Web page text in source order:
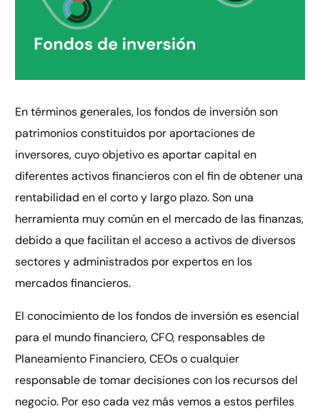
En términos generales, los fondos de inversión son
patrimonios constituidos por aportaciones de
inversores, cuyo objetivo es aportar capital en
diferentes activos financieros con el fin de obtener una
rentabilidad en el corto y largo plazo. Son una
herramienta muy común en el mercado de las finanzas,
debido a que facilitan el acceso a activos de diversos
sectores y administrados por expertos en los
mercados financieros.
El conocimiento de los fondos de inversión es esencial
para el mundo financiero, CFO, responsables de
Planeamiento Financiero, CEOs o cualquier
responsable de tomar decisiones con los recursos del
negocio. Por eso cada vez más vemos a estos perfiles